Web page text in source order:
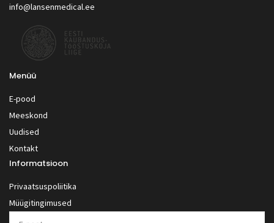
info@lansenmedical.ee
Menüü
E-pood
Meeskond
Uudised
Kontakt
Informatsioon
Privaatsuspoliitika
Müügitingimused